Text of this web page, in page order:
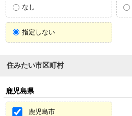
なし
指定しない
住みたい市区町村
鹿児島県
鹿児島市